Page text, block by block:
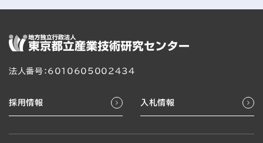
法人番号：6010605002434
採用情報 入札情報